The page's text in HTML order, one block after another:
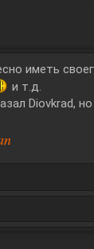
иметь
и т.д.
Diovkrad,